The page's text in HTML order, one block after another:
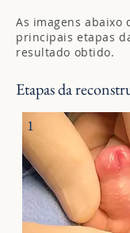
As imagens abaixo
principais etapas
resultado obtido.
Etapas da
1